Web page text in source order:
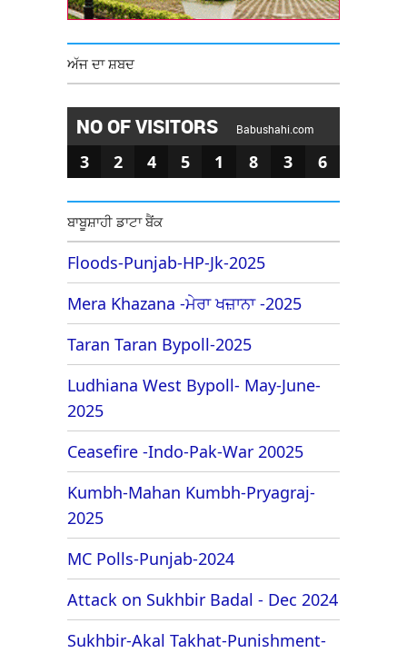
ਅੱਜ ਦਾ ਸ਼ਬਦ
NO OF VISITORS Babushahi.com
3 2 4 5 1 8 3 6
ਬਾਬੂਸ਼ਾਹੀ ਡਾਟਾ ਬੈਂਕ
Floods-Punjab-HP-Jk-2025
Mera Khazana -ਮੇਰਾ ਖਜ਼ਾਨਾ -2025
Taran Taran Bypoll-2025
Ludhiana West Bypoll- May-June-
2025
Ceasefire -Indo-Pak-War 20025
Kumbh-Mahan Kumbh-Pryagraj-
2025
MC Polls-Punjab-2024
Attack on Sukhbir Badal - Dec 2024
Sukhbir-Akal Takhat-Punishment-